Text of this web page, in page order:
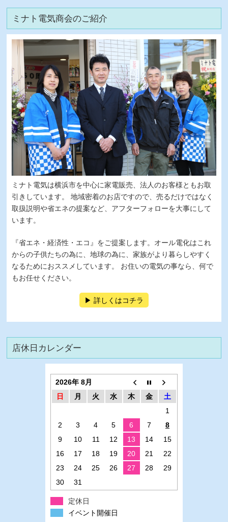
ミナト電気商会のご紹介
ミナト電気は横浜市を中心に家電販売、法人のお客様ともお取
引きしています。 地域密着のお店ですので、売るだけではなく
取扱説明や省エネの提案など、アフターフォローを大事にして
います。
『省エネ・経済性・エコ』をご提案します。オール電化はこれ
からの子供たちの為に、地球の為に、家族がより暮らしやすく
なるためにおススメしています。 お住いの電気の事なら、何で
もお任せください。
詳しくはコチラ
店休日カレンダー
2026年 8月
日
月 火 水 木 金
土
1
2
3 4 5 6 7
8
9
10 11 12 13 14
15
16
17 18 19 20 21
22
23
24 25 26 27 28
29
30
31
定休日
イベント開催日